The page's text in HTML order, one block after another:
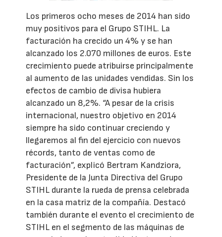
Los primeros ocho meses de 2014 han sido
muy positivos para el Grupo STIHL. La
facturación ha crecido un 4% y se han
alcanzado los 2.070 millones de euros. Este
crecimiento puede atribuirse principalmente
al aumento de las unidades vendidas. Sin los
efectos de cambio de divisa hubiera
alcanzado un 8,2%. “A pesar de la crisis
internacional, nuestro objetivo en 2014
siempre ha sido continuar creciendo y
llegaremos al fin del ejercicio con nuevos
récords, tanto de ventas como de
facturación”, explicó Bertram Kandziora,
Presidente de la Junta Directiva del Grupo
STIHL durante la rueda de prensa celebrada
en la casa matriz de la compañía. Destacó
también durante el evento el crecimiento de
STIHL en el segmento de las máquinas de